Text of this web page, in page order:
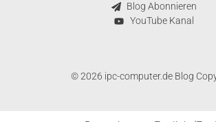
Blog Abonnieren
YouTube Kanal
© 2026 ipc-computer.de Blog